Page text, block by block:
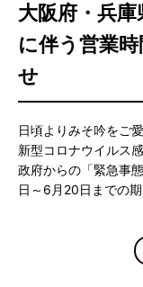
大阪府・兵
に伴う営業
せ
日頃よりみそ吟をご
新型コロナウイルス
政府からの「緊急事
日～6月20日までの